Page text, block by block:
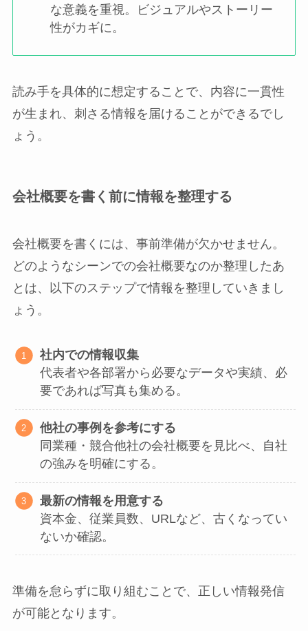
な意義を重視。ビジュアルやストーリー
性がカギに。
読み手を具体的に想定することで、内容に一貫性
が生まれ、刺さる情報を届けることができるでし
ょう。
会社概要を書く前に情報を整理する
会社概要を書くには、事前準備が欠かせません。
どのようなシーンでの会社概要なのか整理したあ
とは、以下のステップで情報を整理していきまし
ょう。
社内での情報収集
代表者や各部署から必要なデータや実績、必
要であれば写真も集める。
他社の事例を参考にする
同業種・競合他社の会社概要を見比べ、自社
の強みを明確にする。
最新の情報を用意する
資本金、従業員数、URLなど、古くなってい
ないか確認。
準備を怠らずに取り組むことで、正しい情報発信
が可能となります。